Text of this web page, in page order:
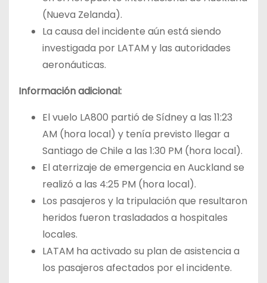
(Nueva Zelanda).
La causa del incidente aún está siendo
investigada por LATAM y las autoridades
aeronáuticas.
Información adicional:
El vuelo LA800 partió de Sídney a las 11:23
AM (hora local) y tenía previsto llegar a
Santiago de Chile a las 1:30 PM (hora local).
El aterrizaje de emergencia en Auckland se
realizó a las 4:25 PM (hora local).
Los pasajeros y la tripulación que resultaron
heridos fueron trasladados a hospitales
locales.
LATAM ha activado su plan de asistencia a
los pasajeros afectados por el incidente.